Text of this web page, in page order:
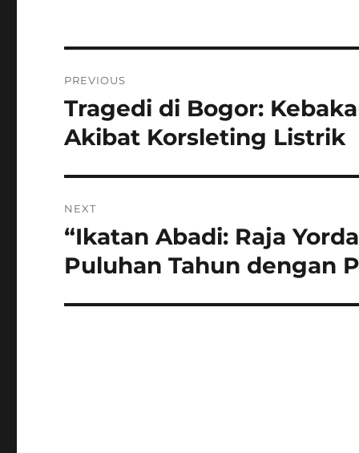
pos
PREVIOUS
Previous
post:
Tragedi di Bogor:
Akibat Korsleting Listrik
NEXT
Next
post:
“Ikatan Abadi: Raja
Puluhan Tahun dengan